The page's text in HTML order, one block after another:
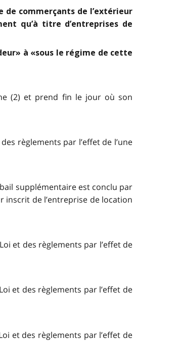
commerçants de l’extérieur
qu’à titre d’entreprises de
à «sous le régime de cette
(2) et prend fin le jour où son
règlements par l’effet de l’une
supplémentaire est conclu par
inscrit de l’entreprise de location
et des règlements par l’effet de
et des règlements par l’effet de
et des règlements par l’effet de